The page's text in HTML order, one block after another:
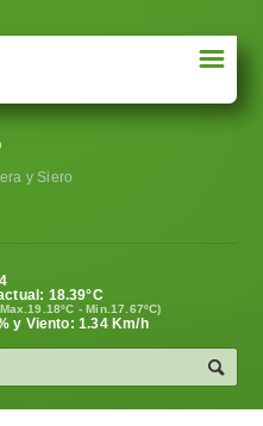
☰
y Siero
18.39°C
- Min.17.67ºC)
y Viento: 1.34 Km/h